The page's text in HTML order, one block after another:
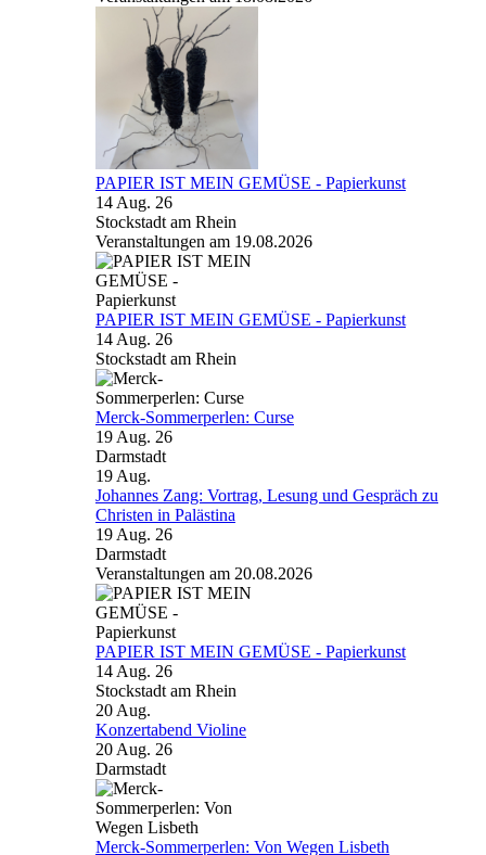
PAPIER IST MEIN GEMÜSE - Papierkunst
14 Aug. 26
Stockstadt am Rhein
Veranstaltungen am 19.08.2026
PAPIER IST MEIN GEMÜSE - Papierkunst
14 Aug. 26
Stockstadt am Rhein
Merck-Sommerperlen: Curse
19 Aug. 26
Darmstadt
19 Aug.
Johannes Zang: Vortrag, Lesung und Gespräch zu
Christen in Palästina
19 Aug. 26
Darmstadt
Veranstaltungen am 20.08.2026
PAPIER IST MEIN GEMÜSE - Papierkunst
14 Aug. 26
Stockstadt am Rhein
20 Aug.
Konzertabend Violine
20 Aug. 26
Darmstadt
Merck-Sommerperlen: Von Wegen Lisbeth